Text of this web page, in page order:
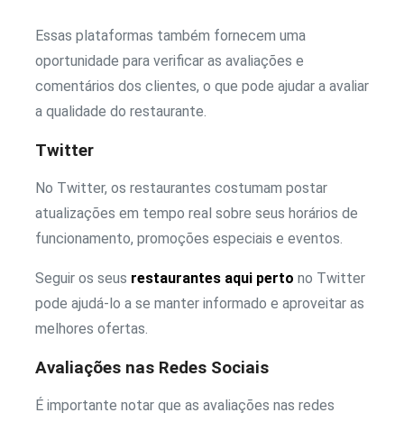
Essas plataformas também fornecem uma
oportunidade para verificar as avaliações e
comentários dos clientes, o que pode ajudar a avaliar
a qualidade do restaurante.
Twitter
No Twitter, os restaurantes costumam postar
atualizações em tempo real sobre seus horários de
funcionamento, promoções especiais e eventos.
Seguir os seus restaurantes aqui perto no Twitter
pode ajudá-lo a se manter informado e aproveitar as
melhores ofertas.
Avaliações nas Redes Sociais
É importante notar que as avaliações nas redes